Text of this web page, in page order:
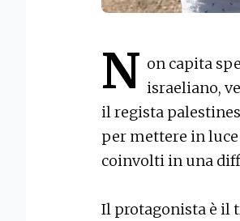
N on capita
israeliano,
il regista
per mettere in
coinvolti in una
Il protagonista è il